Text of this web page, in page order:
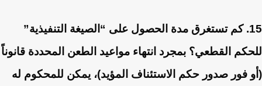
15. كم تستغرق مدة الحصول على “الصيغة التنفيذية”
للحكم القطعي؟ بمجرد انتهاء مواعيد الطعن المحددة قانوناً
(أو فور صدور حكم الاستئناف المؤيد)، يمكن للمحكوم له